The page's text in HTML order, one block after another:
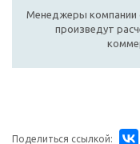
Менеджеры компании
произведут
Поделиться ссылкой: